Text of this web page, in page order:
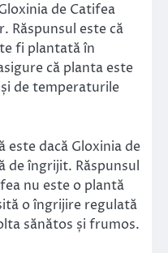
de Catifea
Răspunsul este că
fi plantată în
că planta este
de temperaturile
dacă Gloxinia de
de îngrijit. Răspunsul
nu este o plantă
o îngrijire regulată
sănătos și frumos.